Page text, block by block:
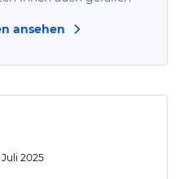
ansehen
Juli 2025